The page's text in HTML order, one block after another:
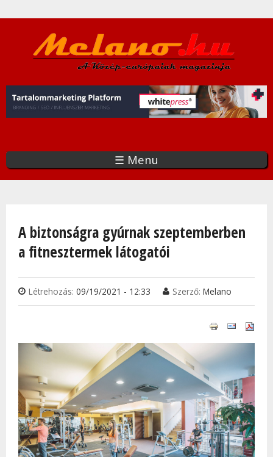
a
tartalomra
☰ Menu
A biztonságra gyúrnak szeptemberben
a fitnesztermek látogatói
Létrehozás: 09/19/2021 - 12:33 Szerző: Melano